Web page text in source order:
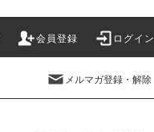
会員登録 ログイン
メルマガ登録・解除